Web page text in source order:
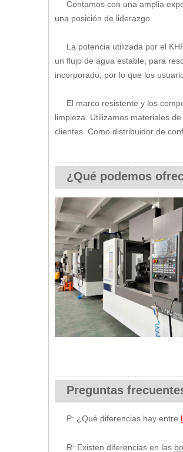
Contamos con una amplia
una posición de liderazgo.
La potencia utilizada por el
un flujo de agua estable, para
incorporado, por lo que los
El marco resistente y los
limpieza. Utilizamos materiales
clientes. Como distribuidor de
¿Qué podemos
Preguntas
P: ¿Qué diferencias hay entre
R: Existen diferencias en las